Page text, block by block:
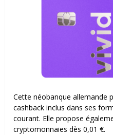
Cette néobanque allemande
cashback inclus dans ses
courant. Elle propose
cryptomonnaies dès 0,01 €.